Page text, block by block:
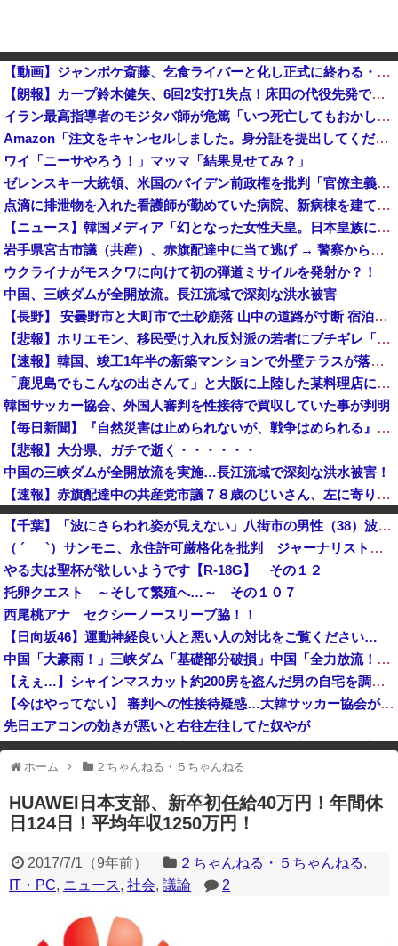
【動画】ジャンポケ斎藤、乞食ライバーと化し正式に終わる・・・
【朗報】カープ鈴木健矢、6回2安打1失点！床田の代役先発で快投し鯉党に絶賛される！他
イラン最高指導者のモジタバ師が危篤「いつ死亡してもおかしくない」…イラン大統領「意思疎通はかなり難しい」！
Amazon「注文をキャンセルしました。身分証を提出してください」 X民「は？怪しすぎんだろ。問い合わせするわ」→衝撃の事実が判明する・・・
ワイ「ニーサやろう！」マッマ「結果見せてみ？」
ゼレンスキー大統領、米国のバイデン前政権を批判「官僚主義だった」
点滴に排泄物を入れた看護師が勤めていた病院、新病棟を建てたばかりなのに近隣住民の総スカンを食らった結果……
【ニュース】韓国メディア「幻となった女性天皇。日本皇族に韓半島の男の血が入る可能性がゼロに・・・」
岩手県宮古市議（共産）、赤旗配達中に当て逃げ → 警察から連絡が来て宮古署を訪れ事情聴取
ウクライナがモスクワに向けて初の弾道ミサイルを発射か？！
中国、三峡ダムが全開放流。長江流域で深刻な洪水被害
【長野】 安曇野市と大町市で土砂崩落 山中の道路が寸断 宿泊客や登山客など計400人近くが孤立か 土石流で橋が流されたとの情報も
【悲報】ホリエモン、移民受け入れ反対派の若者にブチギレ「差別するなんて最低だ！」 → スタジオ誰も反論できず沈黙 ………
【速報】韓国、竣工1年半の新築マンションで外壁テラスが落下という信じられない後進国建築を披露
「鹿児島でもこんなの出さんて」と大阪に上陸した某料理店に批判殺到、鹿児島の養鶏家とタッグを組んだところで……
韓国サッカー協会、外国人審判を性接待で買収していた事が判明
【毎日新聞】『自然災害は止められないが、戦争はめられる』イオンモール熊本で被災の高校生平和誓う
【悲報】大分県、ガチで逝く・・・・・・
中国の三峡ダムが全開放流を実施…長江流域で深刻な洪水被害！
【速報】赤旗配達中の共産党市議７８歳のじいさん、左に寄りすぎたか車で民家当て逃げ
【速報】「琵琶湖三市同時花火」当然、開催中止を発表 主催「今後案内するので個別返信できません」返金明言なく今後ご案内で終わる
ネトウヨってなんで高市に自分のアイデンティティ預けてんの？
【千葉】「波にさらわれ姿が見えない」八街市の男性（38）波にさらわれ死亡 交際相手と海岸を散歩中 当時は波浪注意報 いすみ市
（ ´_ゝ`）サンモニ、永住許可厳格化を批判 ジャーナリスト「永住権は生活の基盤。それを揺るがす」「当事者から、労働力としてだけ求められ住民とはみられないのかという声」アナ「政府によって、ヘイトがより進んでしまう」
やる夫は聖杯が欲しいようです【R-18G】 その１２
托卵クエスト ～そして繁殖へ…～ その１０７
西尾桃アナ セクシーノースリーブ脇！！
【日向坂46】運動神経良い人と悪い人の対比をご覧ください…
中国「大豪雨！」三峡ダム「基礎部分破損」中国「全力放流！」台風13号「中国上陸予測」台風15号「中国接近（画像」中国「台風同時上陸！（穀物生産が壊滅危機」→
【えぇ…】シャインマスカット約200房を盗んだ男の自宅を調べた結果www
【今はやってない】 審判への性接待疑惑…大韓サッカー協会が声明「現在は一切発生していない」
先日エアコンの効きが悪いと右往左往してた奴やが
中国の三峡ダムが全開放流を実施…長江流域で深刻な洪水被害！
一部のコンテンツが表示されなくなったり、サイト全体のレイアウトが崩れ
たりする場合があります。
ホーム ２ちゃんねる・５ちゃんねる
HUAWEI日本支部、新卒初任給40万円！年間休
日124日！平均年収1250万円！
2017/7/1 （9年前） ２ちゃんねる・５ちゃんねる,
IT・PC, ニュース, 社会, 議論 2